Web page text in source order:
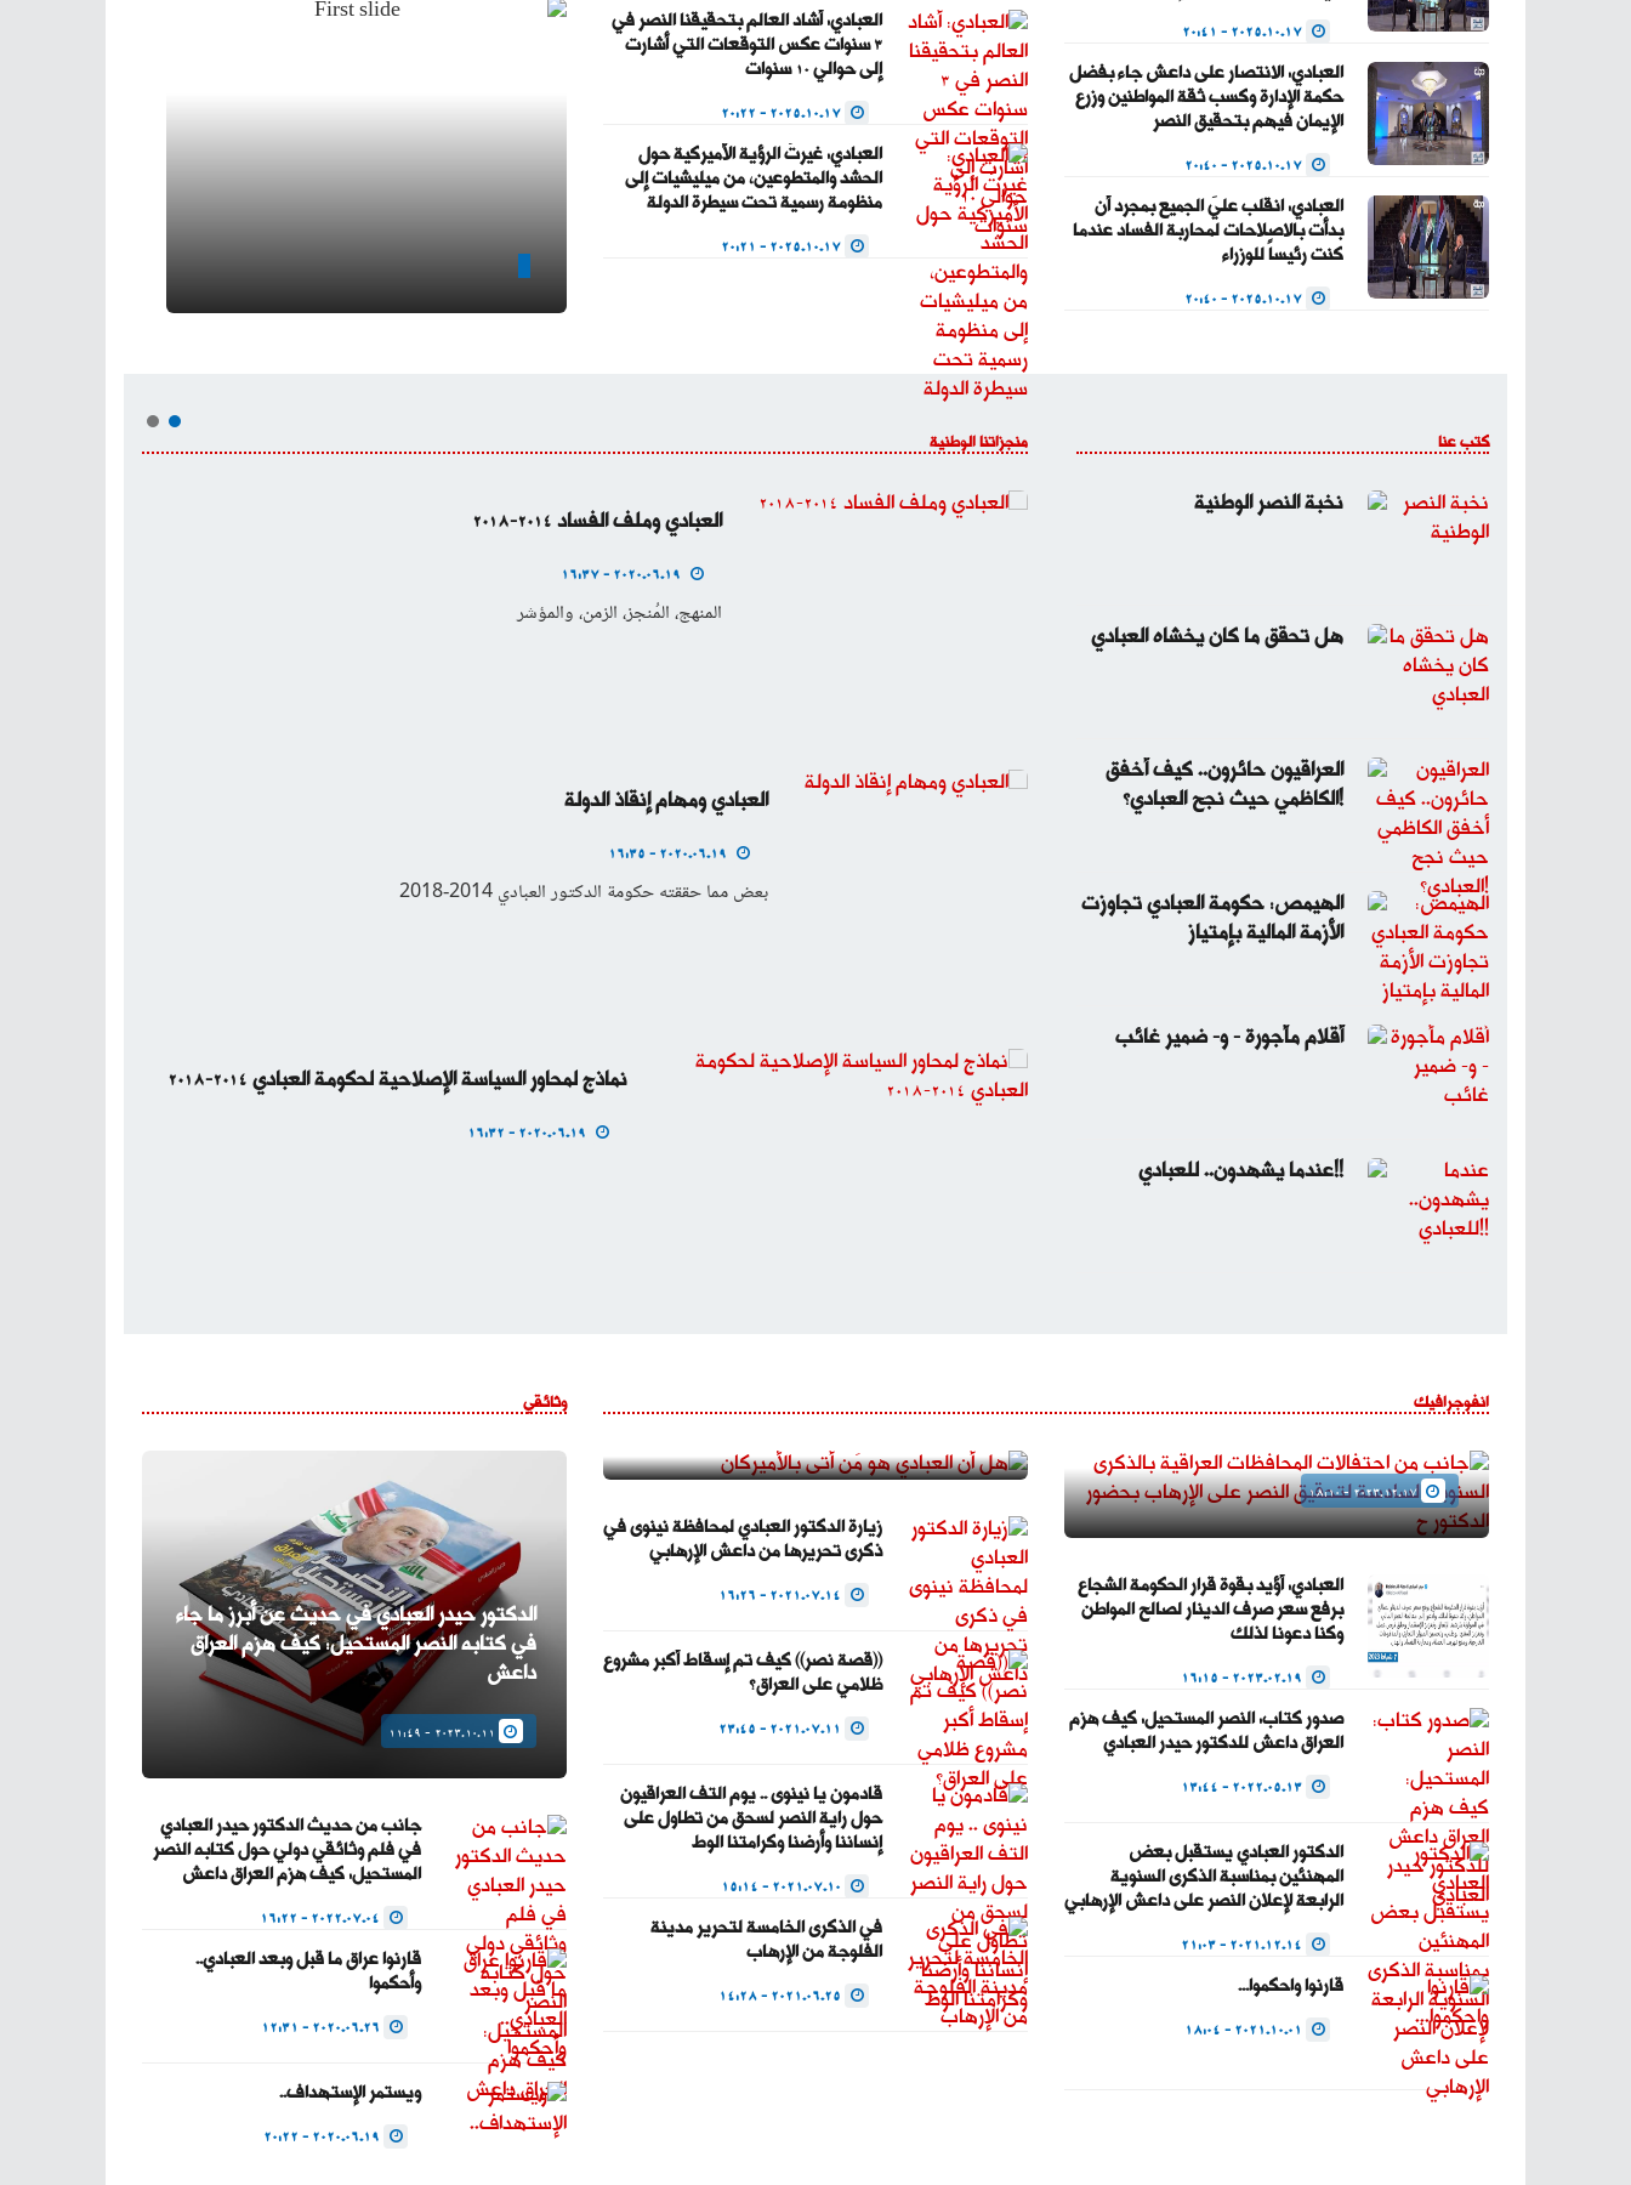
العبادي: الانتصار على داعش جاء بفضل
حكمة الإدارة وكسب ثقة المواطنين وزرع
الإيمان فيهم بتحقيق النصر
العبادي: انقلب عليَ الجميع بمجرد أن
بدأت بالاصلاحات لمحاربة الفساد عندما
كنت رئيساً للوزراء
العبادي: أشاد العالم بتحقيقنا النصر في
3 سنوات عكس التوقعات التي أشارت
إلى حوالي 10 سنوات
العبادي: غيرتُ الرؤية الأميركية حول
الحشد والمتطوعين، من ميليشيات إلى
منظومة رسمية تحت سيطرة الدولة
منجزاتنا الوطنية
العبادي وملف الفساد 2014-2018
المنهج، المُنجز، الزمن، والمؤشر
العبادي ومهام إنقاذ الدولة
بعض مما حققته حكومة الدكتور العبادي 2014-2018
نماذج لمحاور السياسة الإصلاحية لحكومة العبادي 2014-2018
كتب عنا
نخبة النصر الوطنية
هل تحقق ما كان يخشاه العبادي
العراقيون حائرون.. كيف أخفق
الكاظمي حيث نجح العبادي؟!
الهيمص: حكومة العبادي تجاوزت
الأزمة المالية بإمتياز
أقلام مأجورة - و- ضمير غائب
عندما يشهدون.. للعبادي!!
انفوجرافيك
بالذكرى السنوية السادسة لتحقيق النصر على
2023.12.17 - 18:10
العبادي: أؤيد بقوة قرار الحكومة الشجاع
برفع سعر صرف الدينار لصالح المواطن
وكنا دعونا لذلك
صدور كتاب: النصر المستحيل: كيف هزم
العراق داعش للدكتور حيدر العبادي
الدكتور العبادي يستقبل بعض
المهنئين بمناسبة الذكرى السنوية
الرابعة لإعلان النصر على داعش الإرهابي
قارنوا واحكموا...
زيارة الدكتور العبادي لمحافظة نينوى في
ذكرى تحريرها من داعش الإرهابي
((قصة نصر)) كيف تم إسقاط أكبر مشروع
ظلامي على العراق؟
قادمون يا نينوى .. يوم التف العراقيون
حول راية النصر لسحق من تطاول على
إنساننا وأرضنا وكرامتنا الوط
في الذكرى الخامسة لتحرير مدينة
الفلوجة من الإرهاب
وثائقي
الدكتور حيدر العبادي في حديث عن أبرز ما جاء
في كتابه النصر المستحيل: كيف هزم العراق
داعش
جانب من حديث الدكتور حيدر العبادي
في فلم وثائقي دولي حول كتابه النصر
المستحيل: كيف هزم العراق داعش
قارنوا عراق ما قبل وبعد العبادي..
وأحكموا
ويستمر الإستهداف..